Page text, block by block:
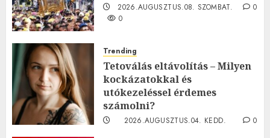
2026.AUGUSZTUS.08. SZOMBAT.
0
0
Trending
Tetoválás eltávolítás – Milyen
kockázatokkal és
utókezeléssel érdemes
számolni?
2026.AUGUSZTUS.04. KEDD.
0